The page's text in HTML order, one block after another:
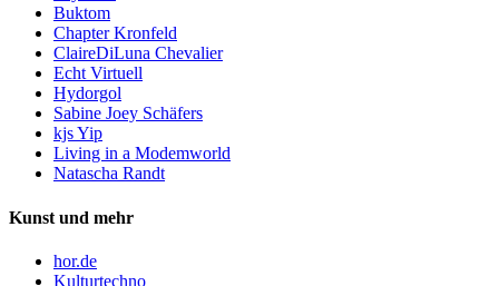
Buktom
Chapter Kronfeld
ClaireDiLuna Chevalier
Echt Virtuell
Hydorgol
Sabine Joey Schäfers
kjs Yip
Living in a Modemworld
Natascha Randt
Kunst und mehr
hor.de
Kulturtechno